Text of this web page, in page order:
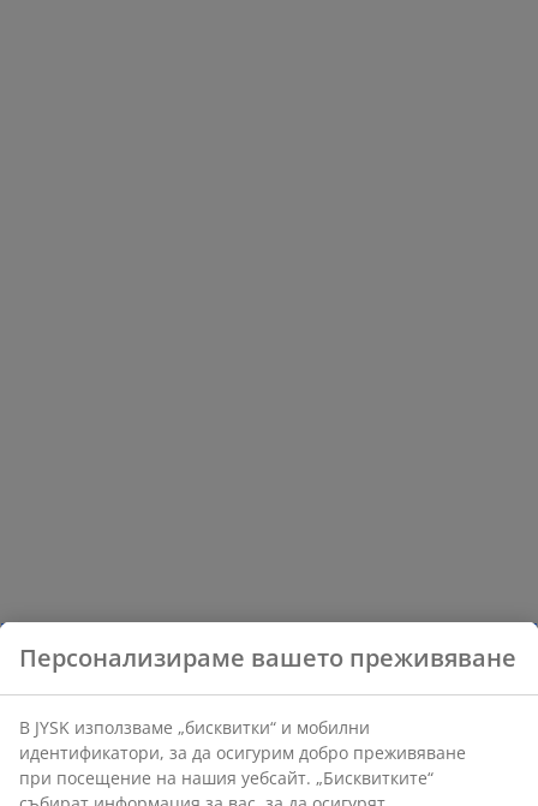
Персонализираме вашето преживяване
В JYSK използваме „бисквитки“ и мобилни
идентификатори, за да осигурим добро преживяване
при посещение на нашия уебсайт. „Бисквитките“